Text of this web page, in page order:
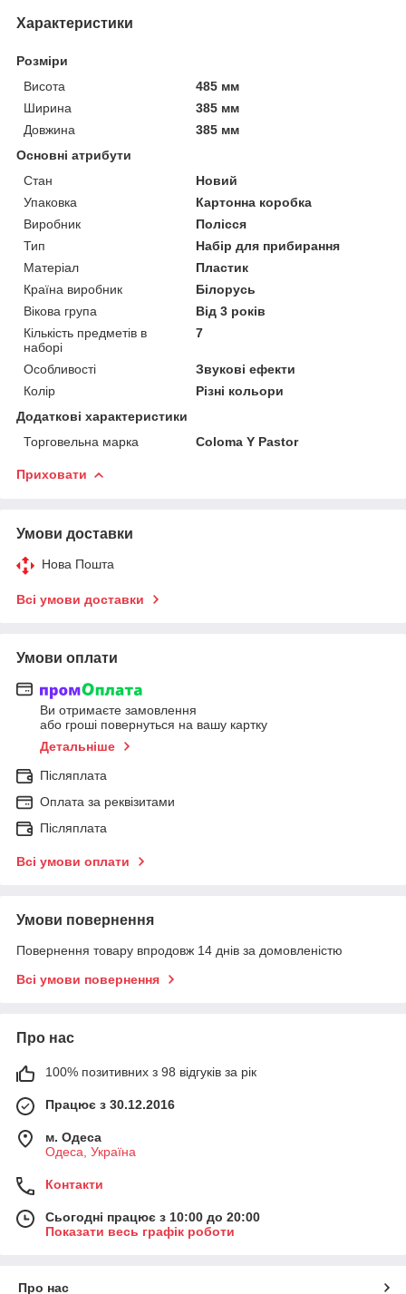
Характеристики
Розміри
Висота
485 мм
Ширина
385 мм
Довжина
385 мм
Основні атрибути
Стан
Новий
Упаковка
Картонна коробка
Виробник
Полісся
Тип
Набір для прибирання
Матеріал
Пластик
Країна виробник
Білорусь
Вікова група
Від 3 років
Кількість предметів в
наборі
7
Особливості
Звукові ефекти
Колір
Різні кольори
Додаткові характеристики
Торговельна марка
Coloma Y Pastor
Приховати
Умови доставки
Нова Пошта
Всі умови доставки
Умови оплати
Ви отримаєте замовлення
або гроші повернуться на вашу картку
Детальніше
Післяплата
Оплата за реквізитами
Післяплата
Всі умови оплати
Умови повернення
Повернення товару впродовж 14 днів за домовленістю
Всі умови повернення
Про нас
100% позитивних з 98 відгуків за рік
Працює з 30.12.2016
м. Одеса
Одеса, Україна
Контакти
Сьогодні працює з 10:00 до 20:00
Показати весь графік роботи
Про нас